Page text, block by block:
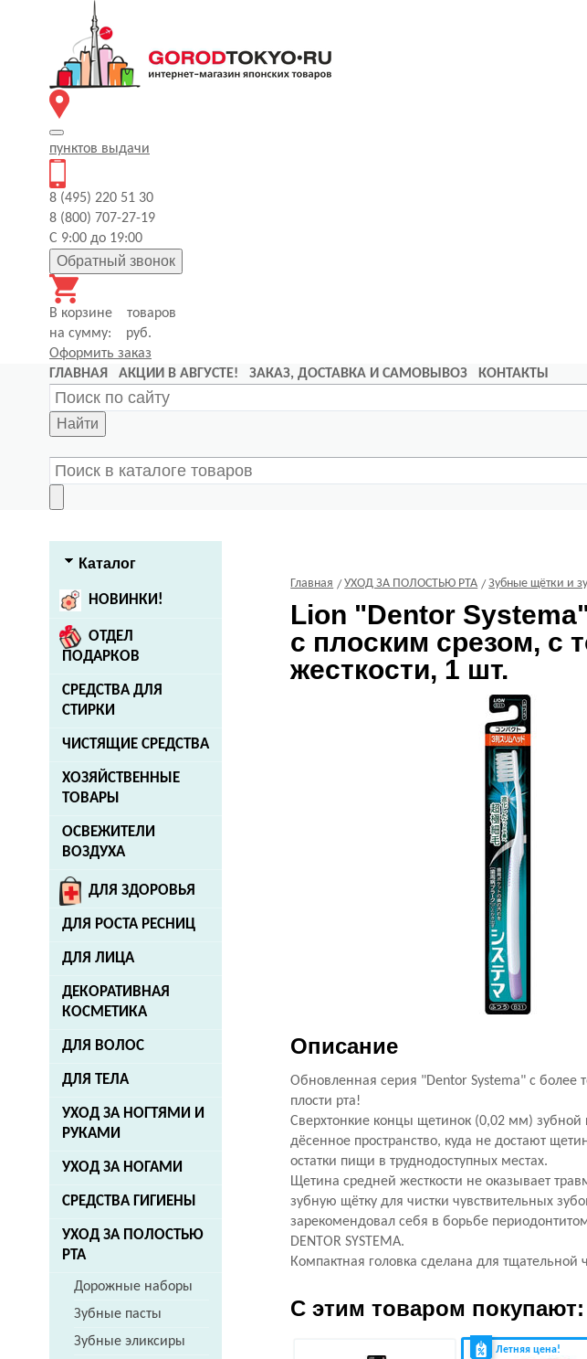
пунктов выдачи
8 (495) 220 51 30
8 (800) 707-27-19
С 9:00 до 19:00
Обратный звонок
В корзине
товаров
на сумму:
руб.
Оформить заказ
ГЛАВНАЯ
АКЦИИ В АВГУСТЕ! ЗАКАЗ, ДОСТАВКА И САМОВЫВОЗ КОНТАКТЫ
Найти
Каталог
НОВИНКИ!
ОТДЕЛ
ПОДАРКОВ
СРЕДСТВА ДЛЯ
СТИРКИ
ЧИСТЯЩИЕ СРЕДСТВА
ХОЗЯЙСТВЕННЫЕ
ТОВАРЫ
ОСВЕЖИТЕЛИ
ВОЗДУХА
ДЛЯ ЗДОРОВЬЯ
ДЛЯ РОСТА РЕСНИЦ
ДЛЯ ЛИЦА
ДЕКОРАТИВНАЯ
КОСМЕТИКА
ДЛЯ ВОЛОС
ДЛЯ ТЕЛА
УХОД ЗА НОГТЯМИ И
РУКАМИ
УХОД ЗА НОГАМИ
СРЕДСТВА ГИГИЕНЫ
УХОД ЗА ПОЛОСТЬЮ
РТА
Дорожные наборы
Зубные пасты
Зубные эликсиры
Главная УХОД ЗА ПОЛОСТЬЮ РТА Зубные щётки и
Lion "Dentor
с плоским срезом, с
жесткости, 1 шт.
Описание
Обновленная серия "Dentor Systema" с более
плости рта!
Сверхтонкие концы щетинок (0,02 мм) зубной
дёсенное пространство, куда не достают
остатки пищи в труднодоступных местах.
Щетина средней жесткости не оказывает
зубную щётку для чистки чувствительных
зарекомендовал себя в борьбе
DENTOR SYSTEMA.
Компактная головка сделана для тщательной
С этим товаром покупают:
Летняя цена!